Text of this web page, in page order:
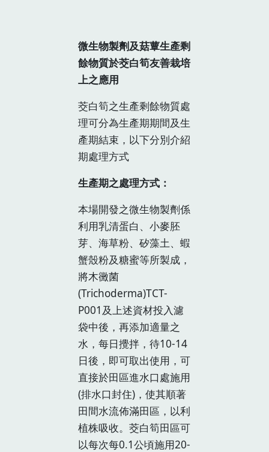
微生物製劑及菇蕈生產剩
餘物質於茭白筍友善栽培
上之應用
茭白筍之生產剩餘物質處
理可分為生產期期間及生
產期結束，以下分別介紹
期處理方式
生產期之處理方式：
本場開發之微生物製劑係
利用乳清蛋白、小麥胚
芽、海草粉、矽藻土、蝦
蟹殼粉及糖蜜等所製成，
將木黴菌
(Trichoderma)TCT-
P001及上述資材投入濾
袋中後，再添加適量之
水，每日攪拌，待10-14
日後，即可取出使用，可
直接於田區進水口處施用
(排水口封住)，使其順著
田間水流佈滿田區，以利
植株吸收。茭白筍田區可
以每次每0.1公頃施用20-